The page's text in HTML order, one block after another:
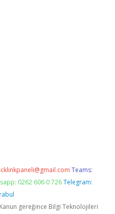
Teams:
0262 606 0 726 Telegram:
Kanun gereğince Bilgi Teknolojileri